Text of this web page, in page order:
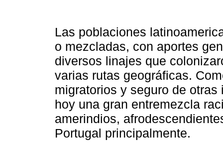
Las poblaciones
o mezcladas, con aportes
diversos linajes que
varias rutas geográficas.
migratorios y seguro de
hoy una gran entremezcla
amerindios,
Portugal principalmente.